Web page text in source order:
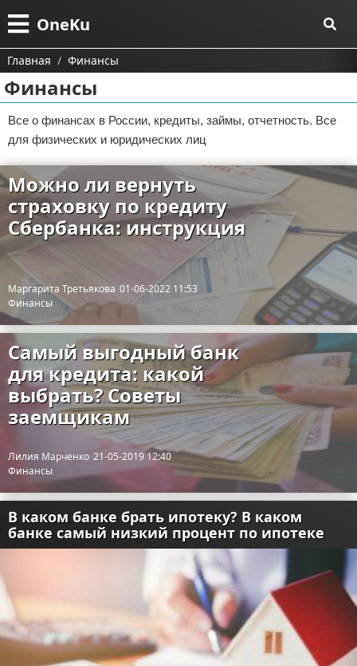
OneKu
Меню
Главная
Категории
Информационные технологии
Тесты и обзоры устройств
Автомобили
Ремонт авто
Строительство и ремонт
Финансы
Путешествия и отдых
Образование
Здоровье и красота
Разное
Право
Поиск
О проекте
Контакты
Сотрудничество
Размещение рекламы
Для правообладателей
Условия предоставления информации
Отказ от ответственности
Главная Финансы
Финансы
Все о финансах в России, кредиты, займы, отчетность. Все
для физических и юридических лиц
Можно ли вернуть
страховку по кредиту
Сбербанка: инструкция
Маргарита Третьякова 01-06-2022 11:53
Финансы
Самый выгодный банк
для кредита: какой
выбрать? Советы
заемщикам
Лилия Марченко 21-05-2019 12:40
Финансы
В каком банке брать ипотеку? В каком
банке самый низкий процент по ипотеке